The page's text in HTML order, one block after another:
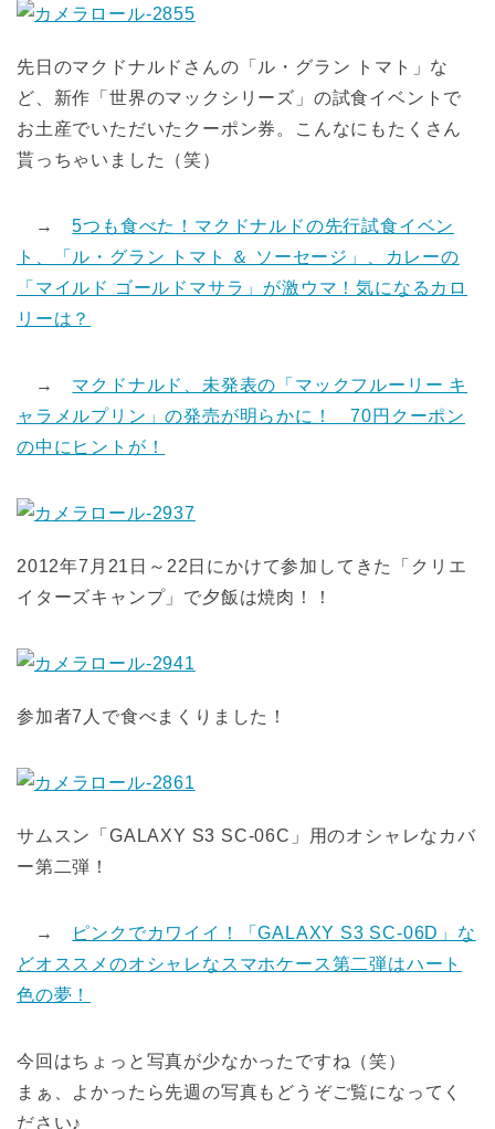
先日のマクドナルドさんの「ル・グラン トマト」な
ど、新作「世界のマックシリーズ」の試食イベントで
お土産でいただいたクーポン券。こんなにもたくさん
貰っちゃいました（笑）
→5つも食べた！マクドナルドの先行試食イベン
ト、「ル・グラン トマト ＆ ソーセージ」、カレーの
「マイルド ゴールドマサラ」が激ウマ！気になるカロ
リーは？
→ マクドナルド、未発表の「マックフルーリー キ
ャラメルプリン」の発売が明らかに！ 70円クーポン
の中にヒントが！
2012年7月21日～22日にかけて参加してきた「クリエ
イターズキャンプ」で夕飯は焼肉！！
参加者7人で食べまくりました！
サムスン「GALAXY S3 SC-06C」用のオシャレなカバ
ー第二弾！
→
ピンクでカワイイ！「GALAXY S3 SC-06D」な
どオススメのオシャレなスマホケース第二弾はハート
色の夢！
今回はちょっと写真が少なかったですね（笑）
まぁ、よかったら先週の写真もどうぞご覧になってく
ださい♪